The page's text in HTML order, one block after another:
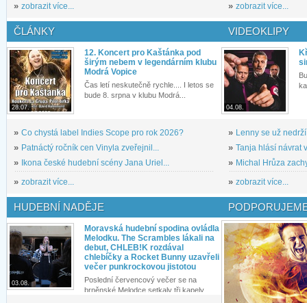
» zobrazit více... » zobrazit více...
ČLÁNKY
28.07.
12. Koncert pro Kaštánka pod
širým nebem v legendárním klubu
Modrá Vopice
Čas letí neskutečně rychle.... I letos se
bude 8. srpna v klubu Modrá...
» Co chystá label Indies Scope pro rok 2026?
» Patnáctý ročník cen Vinyla zveřejnil...
»
Ikona české hudební scény Jana Uriel...
» zobrazit více...
VIDEOKLIPY
04.08.
» Lenny se už
» Tanja hlásí návrat
» Michal Hrůza
» zobrazit více...
HUDEBNÍ NADĚJE
03.08.
Moravská hudební spodina ovládla
Melodku. The Scrambles lákali na
debut, CHLEB!K rozdával
chlebíčky a Rocket Bunny uzavřeli
večer punkrockovou jistotou
Poslední červencový večer se na
brněnské Melodce setkaly tři kapely...